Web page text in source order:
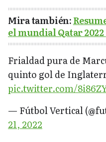
Mira también:
el mundial Qatar
Frialdad pura de
quinto gol de
pic.twitter.com/
— Fútbol Vertical
21, 2022